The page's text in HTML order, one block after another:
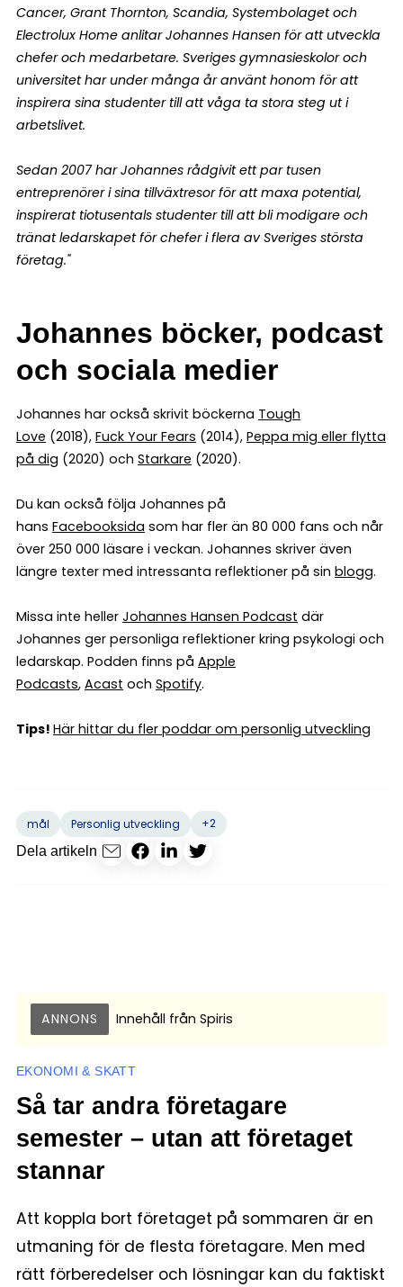
Cancer, Grant Thornton, Scandia, Systembolaget och
Electrolux Home anlitar Johannes Hansen för att utveckla
chefer och medarbetare. Sveriges gymnasieskolor och
universitet har under många år använt honom för att
inspirera sina studenter till att våga ta stora steg ut i
arbetslivet.
Sedan 2007 har Johannes rådgivit ett par tusen
entreprenörer i sina tillväxtresor för att maxa potential,
inspirerat tiotusentals studenter till att bli modigare och
tränat ledarskapet för chefer i flera av Sveriges största
företag."
Johannes böcker, podcast
och sociala medier
Johannes har också skrivit böckerna Tough
Love (2018), Fuck Your Fears (2014), Peppa mig eller flytta
på dig (2020) och Starkare (2020).
Du kan också följa Johannes på
hans Facebooksida som har fler än 80 000 fans och når
över 250 000 läsare i veckan. Johannes skriver även
längre texter med intressanta reflektioner på sin blogg.
Missa inte heller Johannes Hansen Podcast där
Johannes ger personliga reflektioner kring psykologi och
ledarskap. Podden finns på Apple
Podcasts, Acast och Spotify.
Tips! Här hittar du fler poddar om personlig utveckling
mål Personlig utveckling
+2
Dela artikeln
ANNONS Innehåll från Spiris
EKONOMI & SKATT
Så tar andra företagare
semester – utan att företaget
stannar
Att koppla bort företaget på sommaren är en
utmaning för de flesta företagare. Men med
rätt förberedelser och lösningar kan du faktiskt